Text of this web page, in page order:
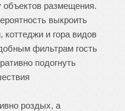
объектов размещения.
выкроить
коттеджи и гора видов
фильтрам гость
подогнуть
роздых, а